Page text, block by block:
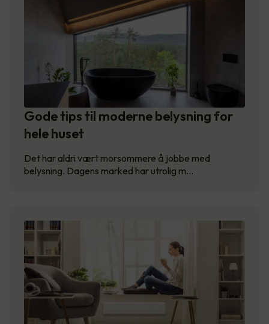
Gode tips til moderne belysning for
hele huset
Det har aldri vært morsommere å jobbe med
belysning. Dagens marked har utrolig m…